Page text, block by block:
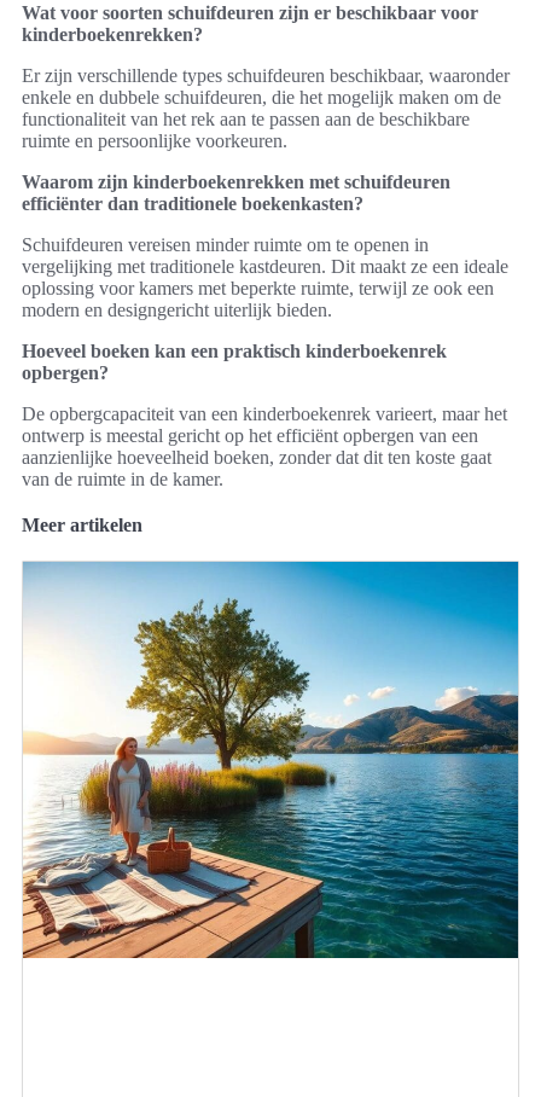
Wat voor soorten schuifdeuren zijn er beschikbaar voor
kinderboekenrekken?
Er zijn verschillende types schuifdeuren beschikbaar, waaronder
enkele en dubbele schuifdeuren, die het mogelijk maken om de
functionaliteit van het rek aan te passen aan de beschikbare
ruimte en persoonlijke voorkeuren.
Waarom zijn kinderboekenrekken met schuifdeuren
efficiënter dan traditionele boekenkasten?
Schuifdeuren vereisen minder ruimte om te openen in
vergelijking met traditionele kastdeuren. Dit maakt ze een ideale
oplossing voor kamers met beperkte ruimte, terwijl ze ook een
modern en designgericht uiterlijk bieden.
Hoeveel boeken kan een praktisch kinderboekenrek
opbergen?
De opbergcapaciteit van een kinderboekenrek varieert, maar het
ontwerp is meestal gericht op het efficiënt opbergen van een
aanzienlijke hoeveelheid boeken, zonder dat dit ten koste gaat
van de ruimte in de kamer.
Meer artikelen